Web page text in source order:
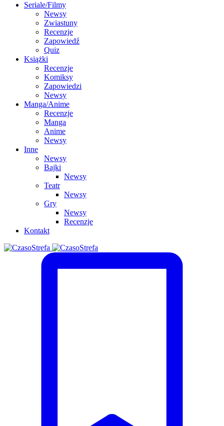
Seriale/Filmy
Newsy
Zwiastuny
Recenzje
Zapowiedź
Quiz
Książki
Recenzje
Komiksy
Zapowiedzi
Newsy
Manga/Anime
Recenzje
Manga
Anime
Newsy
Inne
Newsy
Bajki
Newsy
Teatr
Newsy
Gry
Newsy
Recenzje
Kontakt